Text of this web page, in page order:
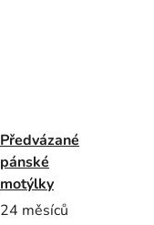
Předvázané
pánské
motýlky
24 měsíců